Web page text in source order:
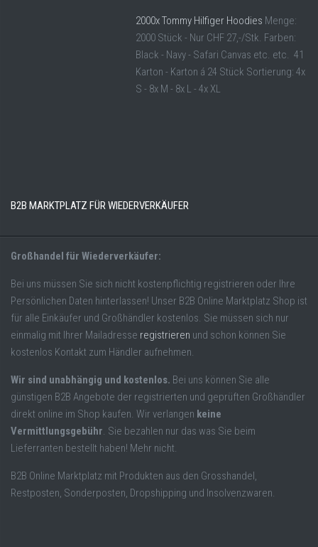
2000x Tommy Hilfiger Hoodies Menge:
2000 Stück - Nur CHF 27,-/Stk. Farben:
Black - Navy - Safari Canvas etc. etc. 41
Karton - Karton á 24 Stück Sortierung: 4x
S - 8x M - 8x L - 4x XL
B2B MARKTPLATZ FÜR WIEDERVERKÄUFER
Großhandel für Wiederverkäufer:
Bei uns müssen Sie sich nicht kostenpflichtig registrieren oder Ihre
Persönlichen Daten hinterlassen! Unser B2B Online Marktplatz Shop ist
für alle Einkäufer und Großhändler kostenlos. Sie müssen sich nur
einmalig mit Ihrer Mailadresse registrieren und schon können Sie
kostenlos Kontakt zum Händler aufnehmen.
Wir sind unabhängig und kostenlos. Bei uns können Sie alle
günstigen B2B Angebote der registrierten und geprüften Großhändler
direkt online im Shop kaufen. Wir verlangen keine
Vermittlungsgebühr. Sie bezahlen nur das was Sie beim
Lieferranten bestellt haben! Mehr nicht.
B2B Online Marktplatz mit Produkten aus den Grosshandel,
Restposten, Sonderposten, Dropshipping und Insolvenzwaren.